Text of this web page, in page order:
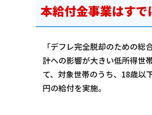
本給付金事業はすで
「デフレ完全脱却のための
計への影響が大きい低所得世
て、対象世帯のうち、18歳以
円の給付を実施。